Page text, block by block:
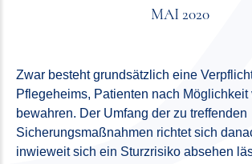
MAI 2020
Zwar besteht grundsätzlich eine
Pflegeheims, Patienten nach Möglichkeit
bewahren. Der Umfang der zu treffenden
Sicherungsmaßnahmen richtet sich
inwieweit sich ein Sturzrisiko absehen